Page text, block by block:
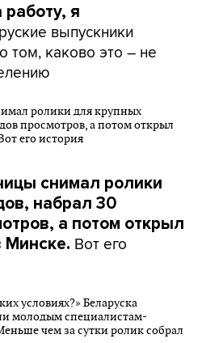
я
выпускники
том, каково это – не
снимал ролики
набрал 30
а потом открыл
Минске. Вот его